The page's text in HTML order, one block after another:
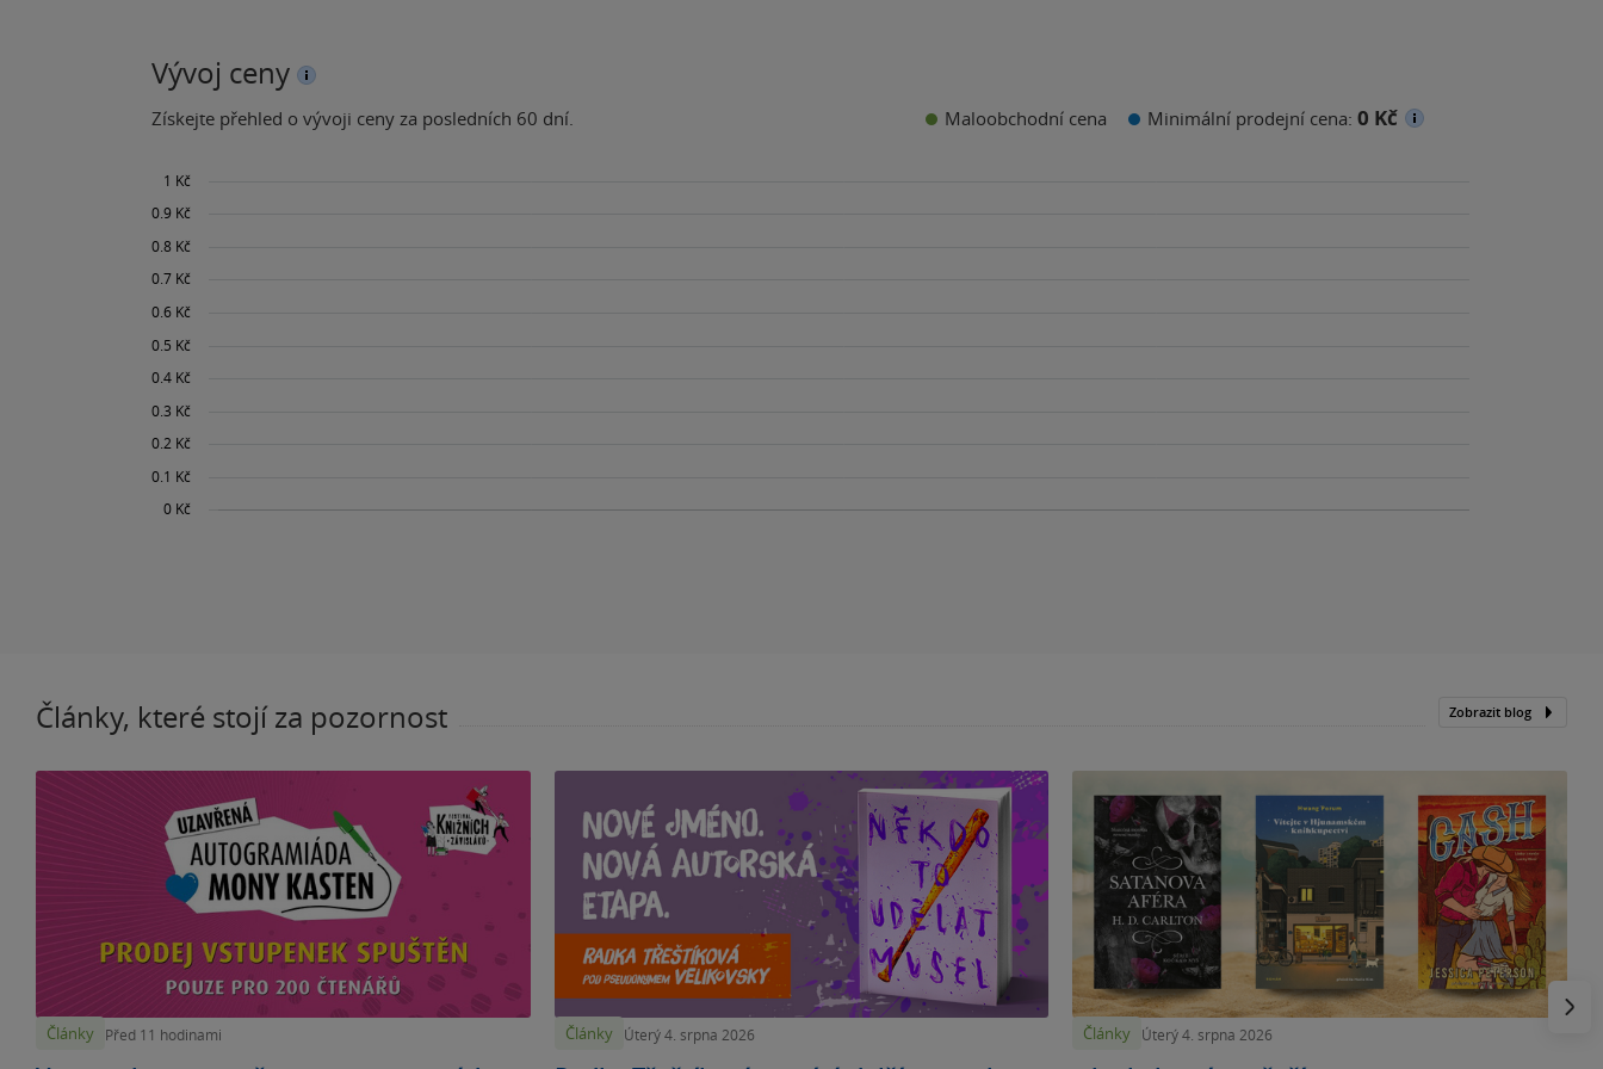
Vývoj ceny
Získejte přehled o vývoji ceny za posledních 60 dní. Maloobchodní cena Minimální prodejní cena: 0 Kč
Články, které stojí za pozornost Zobrazit blog
Články Před 11 hodinami Články Úterý 4. srpna 2026 Články Úterý 4. srpna 2026